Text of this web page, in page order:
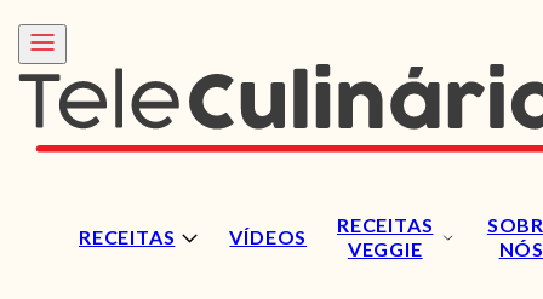
RECEITAS VÍDEOS
RECEITAS
VEGGIE
NÓS